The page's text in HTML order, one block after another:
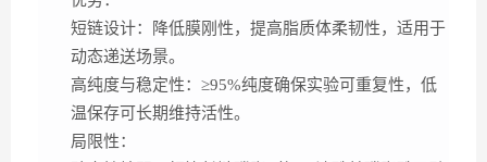
短链设计：降低膜刚性，提高脂质体柔韧性，适用于
动态递送场景。
高纯度与稳定性：≥95%纯度确保实验可重复性，低
温保存可长期维持活性。
局限性：